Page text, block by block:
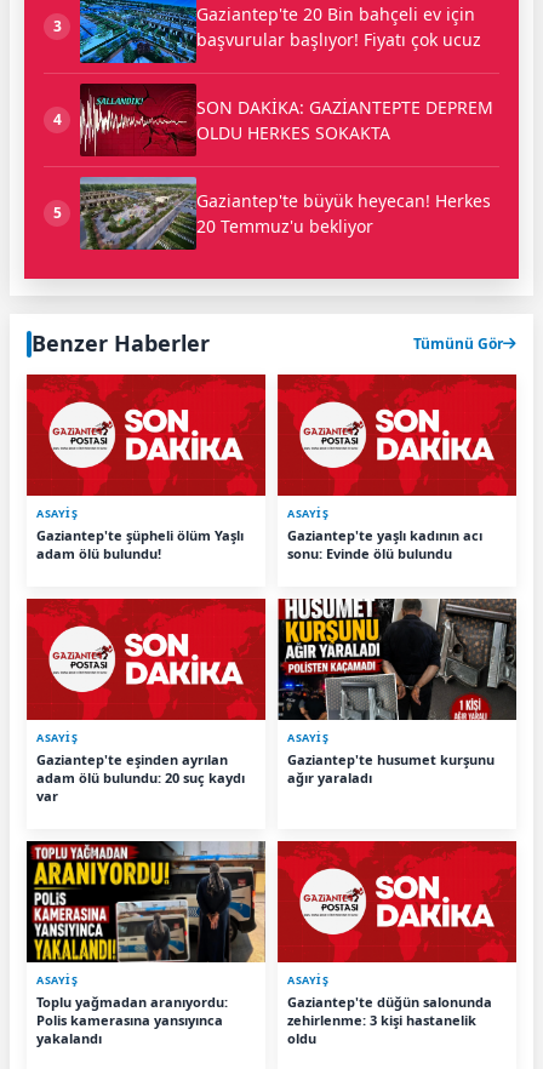
3
Gaziantep'te 20 Bin bahçeli ev için
başvurular başlıyor! Fiyatı çok ucuz
4
SON DAKİKA: GAZİANTEPTE DEPREM
OLDU HERKES SOKAKTA
5
Gaziantep'te büyük heyecan! Herkes
20 Temmuz'u bekliyor
Benzer Haberler Tümünü Gör
ASAYİŞ
Gaziantep'te şüpheli ölüm Yaşlı
adam ölü bulundu!
ASAYİŞ
Gaziantep'te yaşlı kadının acı
sonu: Evinde ölü bulundu
ASAYİŞ
Gaziantep'te eşinden ayrılan
adam ölü bulundu: 20 suç kaydı
var
ASAYİŞ
Gaziantep'te husumet kurşunu
ağır yaraladı
ASAYİŞ
Toplu yağmadan aranıyordu:
Polis kamerasına yansıyınca
yakalandı
ASAYİŞ
Gaziantep'te düğün salonunda
zehirlenme: 3 kişi hastanelik
oldu